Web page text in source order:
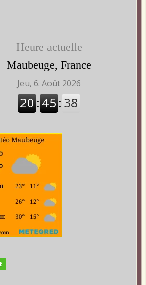
Heure actuelle
Maubeuge, France